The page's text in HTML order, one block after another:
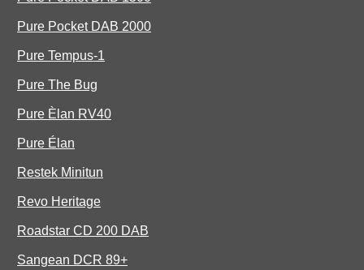
Pure Pocket DAB 2000
Pure Tempus-1
Pure The Bug
Pure Èlan RV40
Pure Élan
Restek Minitun
Revo Heritage
Roadstar CD 200 DAB
Sangean DCR 89+